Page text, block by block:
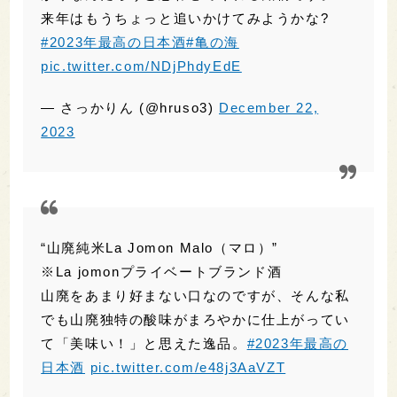
#2023年最高の日本酒 #亀の海
pic.twitter.com/NDjPhdyEdE
2023
“山廃純米La Jomon Malo（マロ）”
山廃をあまり好まない口なのですが、そんな私
でも山廃独特の酸味がまろやかに仕上がってい
て「美味い！」と思えた逸品。
#2023年最高の
日本酒
pic.twitter.com/e48j3AaVZT
— ピピＰ−ＦＭ (@pipikifm)December 9,